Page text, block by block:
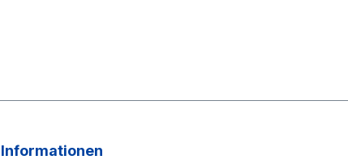
Informationen